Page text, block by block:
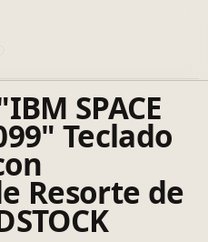
SPACE
Teclado
Resorte de